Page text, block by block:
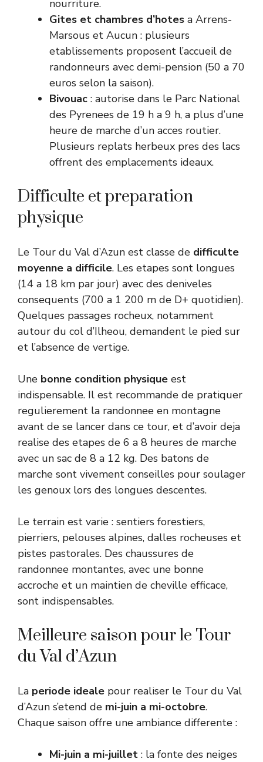
nourriture.
Gites et chambres d’hotes a Arrens-
Marsous et Aucun : plusieurs
etablissements proposent l’accueil de
randonneurs avec demi-pension (50 a 70
euros selon la saison).
Bivouac : autorise dans le Parc National
des Pyrenees de 19 h a 9 h, a plus d’une
heure de marche d’un acces routier.
Plusieurs replats herbeux pres des lacs
offrent des emplacements ideaux.
Difficulte et preparation
physique
Le Tour du Val d’Azun est classe de difficulte
moyenne a difficile. Les etapes sont longues
(14 a 18 km par jour) avec des deniveles
consequents (700 a 1 200 m de D+ quotidien).
Quelques passages rocheux, notamment
autour du col d’Ilheou, demandent le pied sur
et l’absence de vertige.
Une bonne condition physique est
indispensable. Il est recommande de pratiquer
regulierement la randonnee en montagne
avant de se lancer dans ce tour, et d’avoir deja
realise des etapes de 6 a 8 heures de marche
avec un sac de 8 a 12 kg. Des batons de
marche sont vivement conseilles pour soulager
les genoux lors des longues descentes.
Le terrain est varie : sentiers forestiers,
pierriers, pelouses alpines, dalles rocheuses et
pistes pastorales. Des chaussures de
randonnee montantes, avec une bonne
accroche et un maintien de cheville efficace,
sont indispensables.
Meilleure saison pour le Tour
du Val d’Azun
La periode ideale pour realiser le Tour du Val
d’Azun s’etend de mi-juin a mi-octobre.
Chaque saison offre une ambiance differente :
Mi-juin a mi-juillet : la fonte des neiges